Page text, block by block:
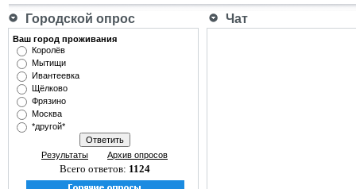
Городской опрос Чат
Ваш город проживания
Королёв
Мытищи
Ивантеевка
Щёлково
Фрязино
Москва
*другой*
Результаты Архив опросов
Всего ответов: 1124